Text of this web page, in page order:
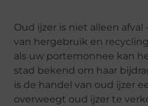
Oud ijzer is niet alleen afval
van hergebruik en
als uw portemonnee kan
stad bekend om haar
is de handel van oud ijzer
overweegt oud ijzer te